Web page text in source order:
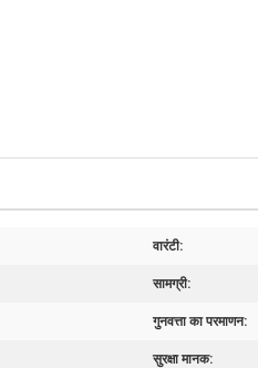
वारंटी:
सामग्री:
गुनवत्ता का परमाणन:
सुरक्षा मानक: